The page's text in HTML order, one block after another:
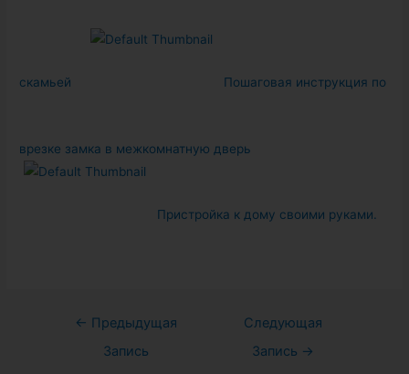
скамьей Пошаговая инструкция по
врезке замка в межкомнатную дверь
Пристройка к дому своими руками.
Навигация
← Предыдущая
Запись
Следующая
Запись →